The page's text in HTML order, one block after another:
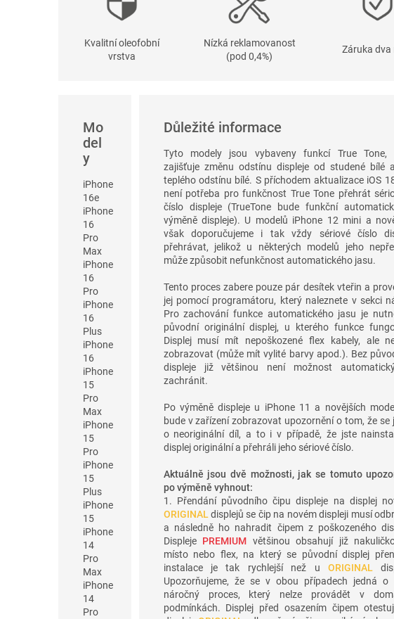
Kvalitní oleofobní
vrstva
Nízká reklamovanost
(pod 0,4%)
Záruka dva
Mo
del
y
iPhone
16e
iPhone
16
Pro
Max
iPhone
16
Pro
iPhone
16
Plus
iPhone
16
iPhone
15
Pro
Max
iPhone
15
Pro
iPhone
15
Plus
iPhone
15
iPhone
14
Pro
Max
iPhone
14
Pro
Důležité informace
Tyto modely jsou vybaveny funkcí True Tone,
zajišťuje změnu odstínu displeje od studené bílé
teplého odstínu bílé. S příchodem aktualizace iOS
není potřeba pro funkčnost True Tone přehrát
číslo displeje (TrueTone bude funkční
výměně displeje). U modelů iPhone 12 mini a
však doporučujeme i tak vždy sériové číslo
přehrávat, jelikož u některých modelů jeho
může způsobit nefunkčnost automatického jasu.
Tento proces zabere pouze pár desítek vteřin a
jej pomocí programátoru, který naleznete v sekci
Pro zachování funkce automatického jasu je
původní originální displej, u kterého funkce
Displej musí mít nepoškozené flex kabely, ale
zobrazovat (může mít vylité barvy apod.). Bez
displeje již většinou není možnost
zachránit.
Po výměně displeje u iPhone 11 a novějších
bude v zařízení zobrazovat upozornění o tom, že se
o neoriginální díl, a to i v případě, že jste
displej originální a přehráli jeho sériové číslo.
Aktuálně jsou dvě možnosti, jak se tomuto
po výměně vyhnout:
1. Přendání původního čipu displeje na displej
ORIGINAL displejů se čip na novém displeji musí
a následně ho nahradit čipem z poškozeného
Displeje PREMIUM většinou obsahují již
místo nebo flex, na který se původní displej
instalace je tak rychlejší než u ORIGINAL
Upozorňujeme, že se v obou případech jedná o
náročný proces, který nelze provádět v
podmínkách. Displej před osazením čipem